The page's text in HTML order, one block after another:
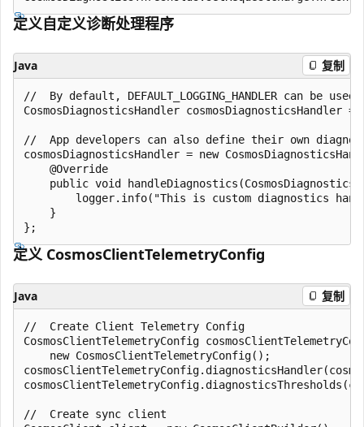
定义自定义诊断处理程序
Java 复制
//  By default, DEFAULT_LOGGING_HANDLER can be used
CosmosDiagnosticsHandler cosmosDiagnosticsHandler =
//  App developers can also define their own
cosmosDiagnosticsHandler = new
    @Override
public void
logger.info("This is custom diagnostics
    }
定义 CosmosClientTelemetryConfig
Java 复制
//  Create Client Telemetry Config
CosmosClientTelemetryConfig
    new CosmosClientTelemetryConfig();
//  Create sync client